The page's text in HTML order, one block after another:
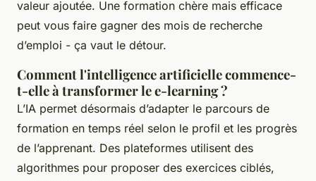
valeur ajoutée. Une formation chère mais efficace
peut vous faire gagner des mois de recherche
d’emploi - ça vaut le détour.
Comment l'intelligence artificielle commence-
t-elle à transformer le e-learning ?
L’IA permet désormais d’adapter le parcours de
formation en temps réel selon le profil et les progrès
de l’apprenant. Des plateformes utilisent des
algorithmes pour proposer des exercices ciblés,